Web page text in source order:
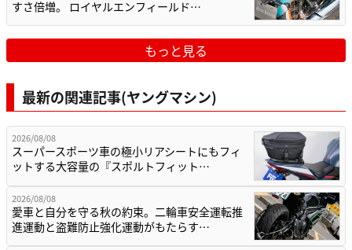
すさ倍増。 ロイヤルエンフィールド…
もっと見る
最新の関連記事(ヤングマシン)
2026/08/08
スーパースポーツ車の極小リアシートにもフィ
ットする大容量の『スポルトフィット…
2026/08/08
愛車と自分を守る秋の約束。二輪車安全運転推
進運動と盗難防止強化運動がもたらす…